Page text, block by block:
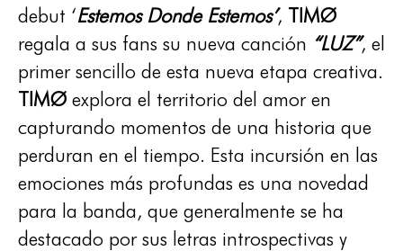
debut ‘Estemos Donde Estemos’, TIMØ
regala a sus fans su nueva canción “LUZ”, el
primer sencillo de esta nueva etapa creativa.
TIMØ explora el territorio del amor en
capturando momentos de una historia que
perduran en el tiempo. Esta incursión en las
emociones más profundas es una novedad
para la banda, que generalmente se ha
destacado por sus letras introspectivas y